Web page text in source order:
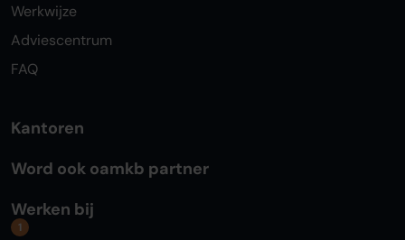
Werkwijze
Adviescentrum
FAQ
Kantoren
Word ook oamkb partner
Werken bij
1